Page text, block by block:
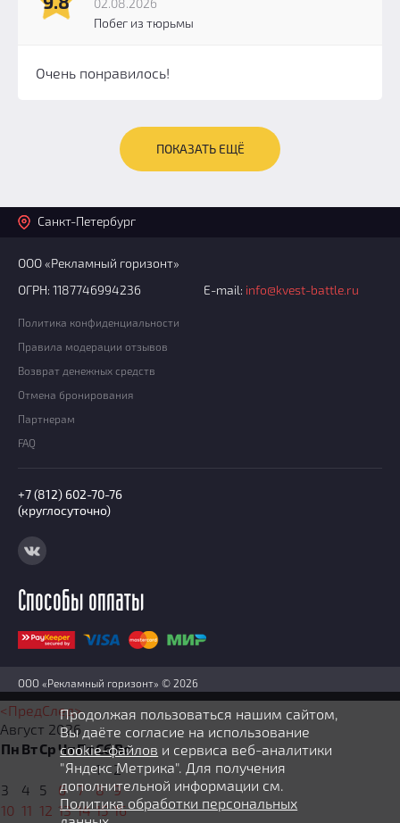
02.08.2026
Побег из тюрьмы
Очень понравилось!
ПОКАЗАТЬ ЕЩЁ
Санкт-Петербург
ООО «Рекламный горизонт»
ОГРН: 1187746994236
E-mail: info@kvest-battle.ru
Политика конфиденциальности
Правила модерации отзывов
Возврат денежных средств
Отмена бронирования
Партнерам
FAQ
+7 (812) 602-70-76
(круглосуточно)
Способы оплаты
ООО «Рекламный горизонт» © 2026
Продолжая пользоваться нашим сайтом,
Вы даёте согласие на использование
cookie-файлов и сервиса веб-аналитики
"Яндекс Метрика". Для получения
дополнительной информации см.
Политика обработки персональных
<ПредСлед>
Август 2026
Пн ВтСр ЧтПтСбВс
1
2
3
4 5 6 7 8 9
10 11 12 13 14 15 16